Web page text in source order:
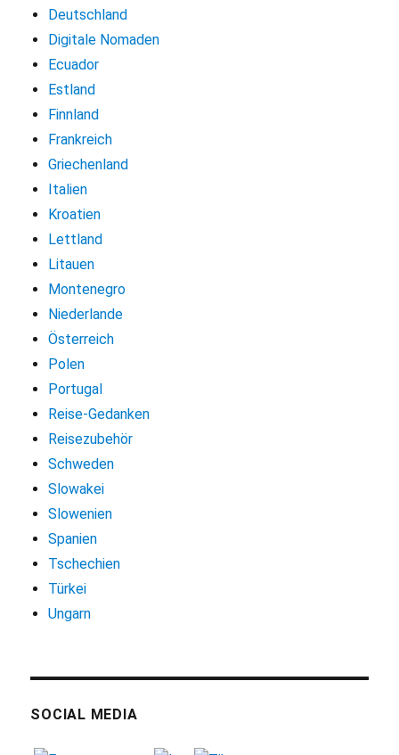
Deutschland
Digitale Nomaden
Ecuador
Estland
Finnland
Frankreich
Griechenland
Italien
Kroatien
Lettland
Litauen
Montenegro
Niederlande
Österreich
Polen
Portugal
Reise-Gedanken
Reisezubehör
Schweden
Slowakei
Slowenien
Spanien
Tschechien
Türkei
Ungarn
SOCIAL MEDIA